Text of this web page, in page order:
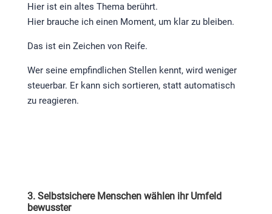
Hier ist ein altes Thema berührt.
Hier brauche ich einen Moment, um klar zu bleiben.
Das ist ein Zeichen von Reife.
Wer seine empfindlichen Stellen kennt, wird weniger
steuerbar. Er kann sich sortieren, statt automatisch
zu reagieren.
3. Selbstsichere Menschen wählen ihr Umfeld
bewusster